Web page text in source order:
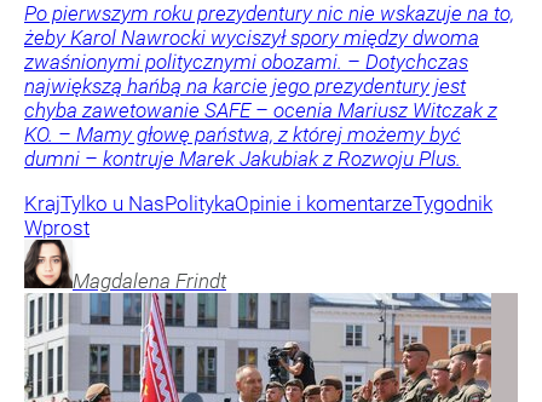
Po pierwszym roku prezydentury nic nie wskazuje na to,
żeby Karol Nawrocki wyciszył spory między dwoma
zwaśnionymi politycznymi obozami. – Dotychczas
największą hańbą na karcie jego prezydentury jest
chyba zawetowanie SAFE – ocenia Mariusz Witczak z
KO. – Mamy głowę państwa, z której możemy być
dumni – kontruje Marek Jakubiak z Rozwoju Plus.
KrajTylko u NasPolitykaOpinie i komentarzeTygodnik
Wprost
Magdalena Frindt